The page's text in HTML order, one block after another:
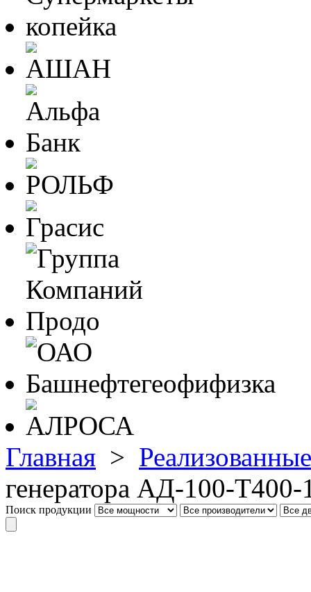
Главная >
генератора АД-100-
Поиск продукции